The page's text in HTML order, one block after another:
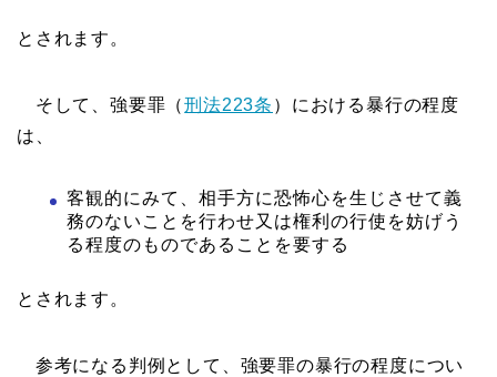
とされます。
そして、強要罪（刑法223条 ）における暴行の程度
は、
客観的にみて、相手方に恐怖心を生じさせて義
務のないことを行わせ又は権利の行使を妨げう
る程度のものであることを要する
とされます。
参考になる判例として、強要罪の暴行の程度につい